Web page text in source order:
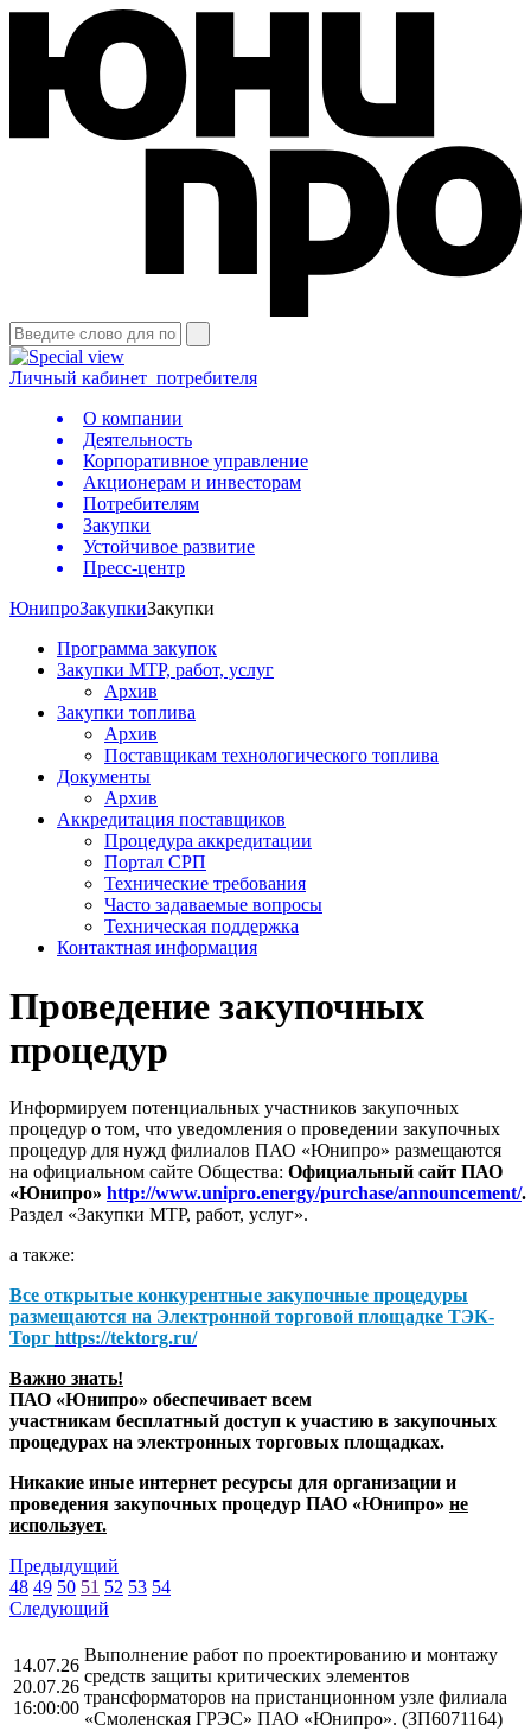
Личный кабинет потребителя
О компании
Деятельность
Корпоративное управление
Акционерам и инвесторам
Потребителям
Закупки
Устойчивое развитие
Пресс-центр
ЮнипроЗакупкиЗакупки
Программа закупок
Закупки МТР, работ, услуг
Архив
Закупки топлива
Архив
Поставщикам технологического топлива
Документы
Архив
Аккредитация поставщиков
Процедура аккредитации
Портал СРП
Технические требования
Часто задаваемые вопросы
Техническая поддержка
Контактная информация
Проведение закупочных
процедур
Информируем потенциальных участников закупочных
процедур о том, что уведомления о проведении закупочных
процедур для нужд филиалов ПАО «Юнипро» размещаются
на официальном сайте Общества: Официальный сайт ПАО
«Юнипро» http://www.unipro.energy/purchase/announcement/.
Раздел «Закупки МТР, работ, услуг».
а также:
Все открытые конкурентные закупочные процедуры
размещаются на Электронной торговой площадке ТЭК-
Торг https://tektorg.ru/
Важно знать!
ПАО «Юнипро» обеспечивает всем
участникам бесплатный доступ к участию в закупочных
процедурах на электронных торговых площадках.
Никакие иные интернет ресурсы для организации и
проведения закупочных процедур ПАО «Юнипро» не
использует.
Предыдущий
48 49 50 51 52 53 54
Следующий
14.07.26
20.07.26
16:00:00
Выполнение работ по проектированию и монтажу
средств защиты критических элементов
трансформаторов на пристанционном узле филиала
«Смоленская ГРЭС» ПАО «Юнипро». (ЗП6071164)